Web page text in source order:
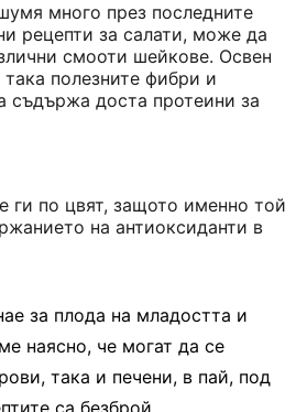
много през последните
рецепти за салати, може да
смооти шейкове. Освен
полезните фибри и
съдържа доста протеини за
ги по цвят, защото именно той
на антиоксиданти в
за плода на младостта и
наясно, че могат да се
така и печени, в пай, под
са безброй.